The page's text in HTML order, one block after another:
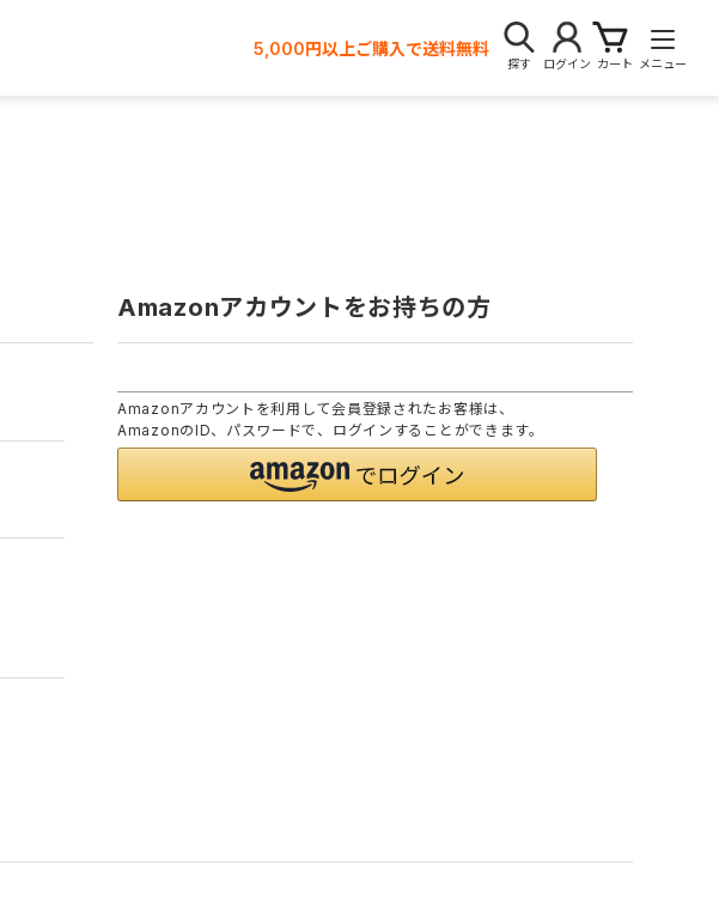
5,000円以上ご購入で送料無料
探す ログイン カート メニュー
Amazonアカウントをお持ちの方
Amazonアカウントを利用して会員登録されたお客様は、
AmazonのID、パスワードで、ログインすることができます。